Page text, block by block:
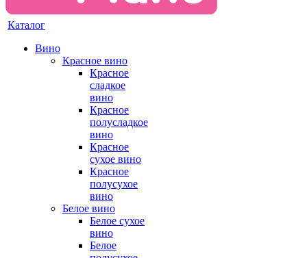
Каталог
Вино
Красное вино
Красное
сладкое
вино
Красное
полусладкое
вино
Красное
сухое вино
Красное
полусухое
вино
Белое вино
Белое сухое
вино
Белое